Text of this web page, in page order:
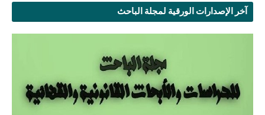
آخر الإصدارات الورقية لمجلة الباحث